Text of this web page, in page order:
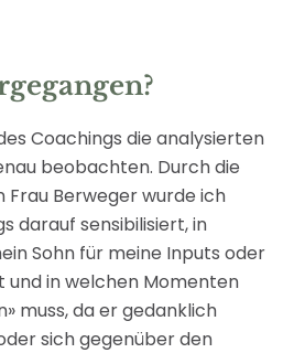
Coachings die analysierten
beobachten. Durch die
Berweger wurde ich
darauf sensibilisiert, in
Sohn für meine Inputs oder
und in welchen Momenten
muss, da er gedanklich
sich gegenüber den